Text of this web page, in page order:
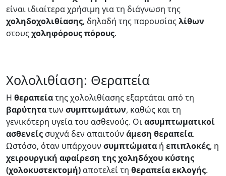
είναι ιδιαίτερα χρήσιμη για τη διάγνωση της
χοληδοχολιθίασης, δηλαδή της παρουσίαςλίθων
στουςχοληφόρουςπόρους.
Χολολιθίαση: Θεραπεία
Η θεραπείατης χολολιθίασης εξαρτάται από τη
βαρύτητατων συμπτωμάτων, καθώς και τη
γενικότερη υγεία του ασθενούς. Οιασυμπτωματικοί
ασθενείς συχνά δεν απαιτούν άμεση θεραπεία.
Ωστόσο, όταν υπάρχουν συμπτώματα ή επιπλοκές, η
χειρουργική αφαίρεση της χοληδόχου κύστης
(χολοκυστεκτομή)αποτελεί τη θεραπείαεκλογής.